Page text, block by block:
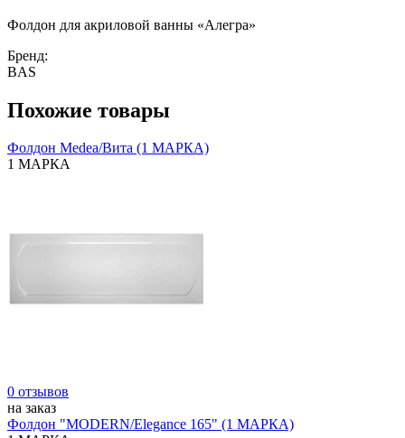
Фолдон для акриловой ванны «Алегра»
Бренд:
BAS
Похожие товары
Фолдон Medea/Вита (1 МАРКА)
1 МАРКА
0 отзывов
на заказ
Фолдон "MODERN/Elegance 165" (1 МАРКА)